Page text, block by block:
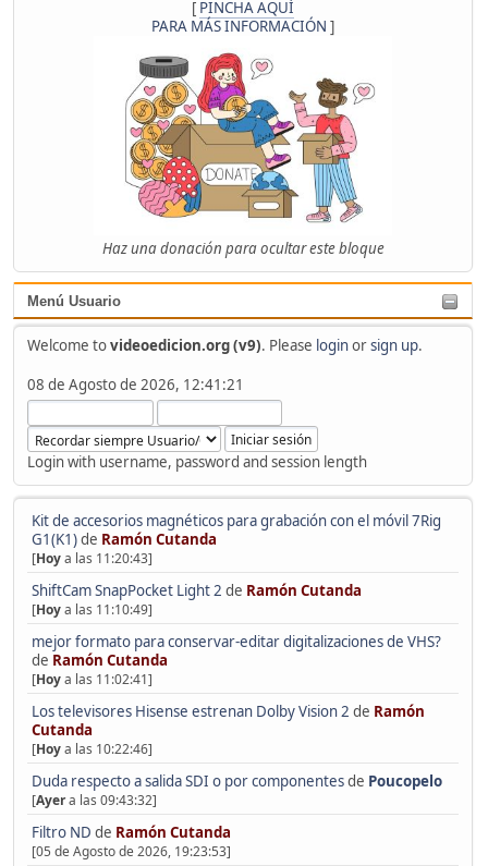
[ PINCHA AQUÍ
PARA MÁS INFORMACIÓN ]
Haz una donación para ocultar este bloque
Menú Usuario
Welcome tovideoedicion.org (v9). Please loginorsign up.
08 de Agosto de 2026, 12:41:21
Login with username, password and session length
Kit de accesorios magnéticos para grabación con el móvil 7Rig
G1(K1)de Ramón Cutanda
[Hoya las 11:20:43]
ShiftCam SnapPocket Light 2 de Ramón Cutanda
[Hoya las 11:10:49]
mejor formato para conservar-editar digitalizaciones de VHS?
de Ramón Cutanda
[Hoya las 11:02:41]
Los televisores Hisense estrenan Dolby Vision 2 de Ramón
Cutanda
[Hoya las 10:22:46]
Duda respecto a salida SDI o por componentesde Poucopelo
[Ayera las 09:43:32]
Filtro ND de Ramón Cutanda
[05 de Agosto de 2026, 19:23:53]